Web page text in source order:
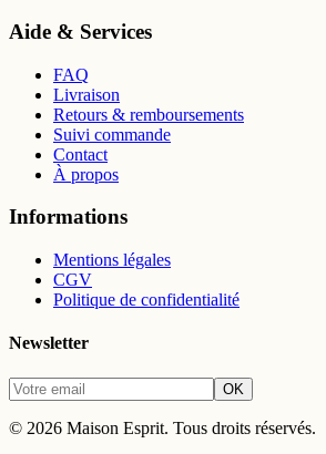
Aide & Services
FAQ
Livraison
Retours & remboursements
Suivi commande
Contact
À propos
Informations
Mentions légales
CGV
Politique de confidentialité
Newsletter
OK
© 2026 Maison Esprit. Tous droits réservés.